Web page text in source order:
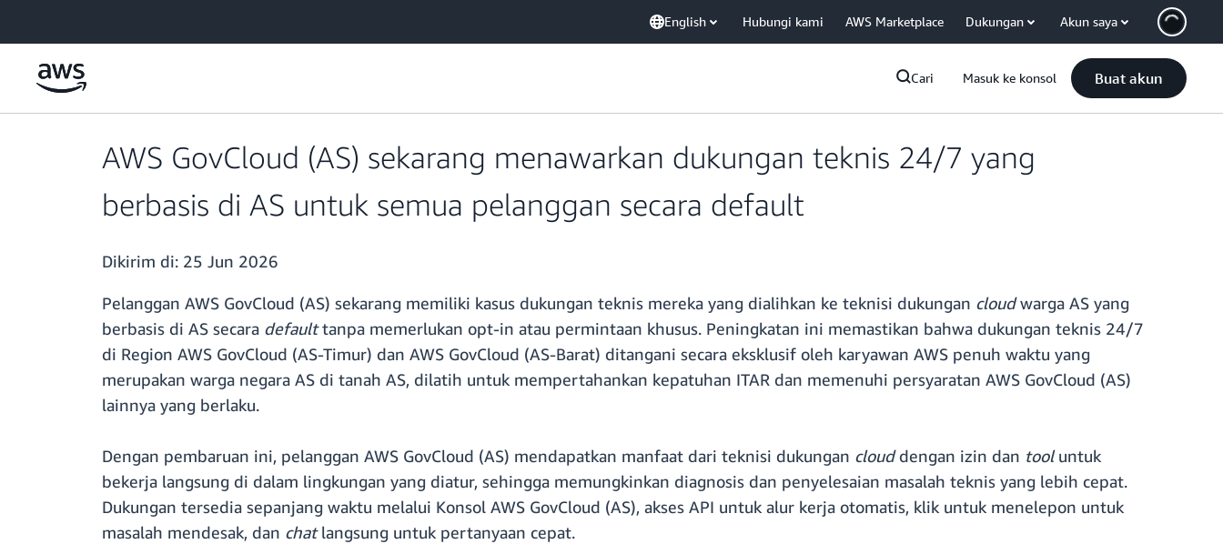
English Hubungi kami AWS Marketplace Dukungan Akun saya
Cari Masuk ke konsol Buat akun
AWS GovCloud (AS) sekarang menawarkan dukungan teknis 24/7 yang
berbasis di AS untuk semua pelanggan secara default
Dikirim di: 25 Jun 2026
Pelanggan AWS GovCloud (AS) sekarang memiliki kasus dukungan teknis mereka yang dialihkan ke teknisi dukungan cloudwarga AS yang
berbasis di AS secara defaulttanpa memerlukan opt-in atau permintaan khusus. Peningkatan ini memastikan bahwa dukungan teknis 24/7
di Region AWS GovCloud (AS-Timur) dan AWS GovCloud (AS-Barat) ditangani secara eksklusif oleh karyawan AWS penuh waktu yang
merupakan warga negara AS di tanah AS, dilatih untuk mempertahankan kepatuhan ITAR dan memenuhi persyaratan AWS GovCloud (AS)
lainnya yang berlaku.
Dengan pembaruan ini, pelanggan AWS GovCloud (AS) mendapatkan manfaat dari teknisi dukungan clouddengan izin dan tooluntuk
bekerja langsung di dalam lingkungan yang diatur, sehingga memungkinkan diagnosis dan penyelesaian masalah teknis yang lebih cepat.
Dukungan tersedia sepanjang waktu melalui Konsol AWS GovCloud (AS), akses API untuk alur kerja otomatis, klik untuk menelepon untuk
masalah mendesak, dan chatlangsung untuk pertanyaan cepat.